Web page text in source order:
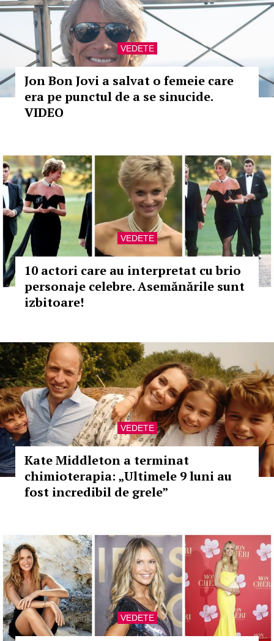
VEDETE
Jon Bon Jovi a salvat o femeie care
era pe punctul de a se sinucide.
VIDEO
VEDETE
10 actori care au interpretat cu brio
personaje celebre. Asemănările sunt
izbitoare!
VEDETE
Kate Middleton a terminat
chimioterapia: „Ultimele 9 luni au
fost incredibil de grele”
VEDETE